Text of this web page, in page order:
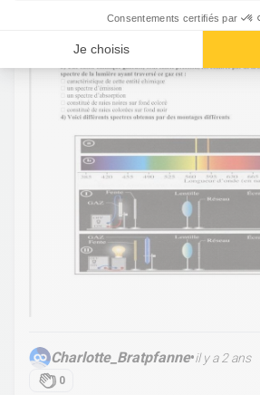
Charlotte_Bratpfanne•il y a 2 ans
0